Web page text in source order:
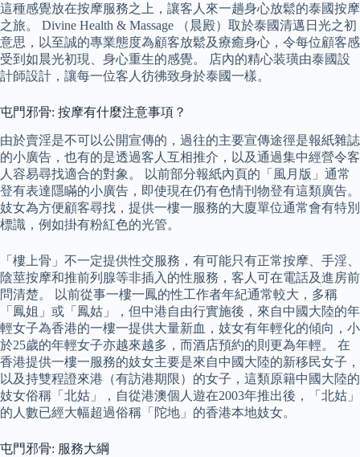
這種感覺放在按摩服務之上，讓客人來一趟身心放鬆的泰國按摩
之旅。 Divine Health & Massage （晨殿）取於泰國清邁日光之初
意思，以至誠的專業態度為顧客放鬆及療癒身心，令每位顧客感
受到如晨光初現、身心重生的感覺。 店內的精心装璜由泰國設
計師設計，讓每一位客人彷彿致身於泰國一樣。
屯門邪骨: 按摩有什麼注意事項？
由於賣淫是不可以公開宣傳的，過往的主要宣傳途徑是報紙雜誌
的小廣告，也有的是透過客人互相推介，以及通過集中經營令客
人容易尋找適合的對象。 以前部分報紙內頁的「風月版」通常
登有表達隱瞞的小廣告，即使現在仍有色情刊物登有這類廣告。
妓女為方便顧客尋找，提供一樓一服務的大廈單位通常會有特別
標識，例如掛有粉紅色的光管。
「樓上骨」不一定提供性交服務，有可能只有正常按摩、手淫、
陰莖按摩和推前列腺等非插入的性服務，客人可在電話及進房前
問清楚。 以前從事一樓一鳳的性工作者年紀通常較大，多稱
「鳳姐」或「鳳姑」，但中港自由行實施後，來自中國大陸的年
輕女子為香港的一樓一提供大量新血，妓女有年輕化的傾向，小
於25歲的年輕女子亦越來越多，而酒店預約的則更為年輕。 在
香港提供一樓一服務的妓女主要是來自中國大陸的新移民女子，
以及持雙程證來港（有訪港期限）的女子，這類原籍中國大陸的
妓女俗稱「北姑」，自從港澳個人遊在2003年推出後，「北姑」
的人數已經大幅超過俗稱「陀地」的香港本地妓女。
屯門邪骨: 服務大綱